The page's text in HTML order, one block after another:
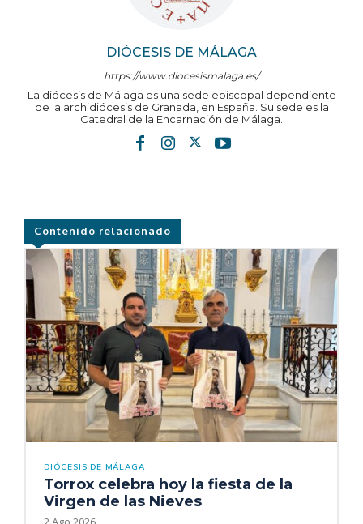
DIÓCESIS DE MÁLAGA
https://www.diocesismalaga.es/
La diócesis de Málaga es una sede episcopal dependiente
de la archidiócesis de Granada, en España. Su sede es la
Catedral de la Encarnación de Málaga.
Contenido relacionado
DIÓCESIS DE MÁLAGA
Torrox celebra hoy la fiesta de la
Virgen de las Nieves